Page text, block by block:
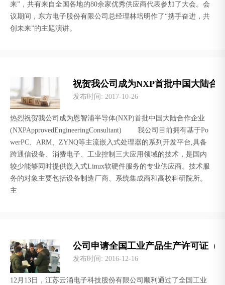
来”，共有来自全国各地的80余家优秀供应商代表参加了大会。会
议期间，东方电子股份有限公司总经理林培明作了“携手奋进，共
创未来”的主题演讲。
祝贺我公司成为NXP首批中国大陆合
发布时间 : 2017-10-26
热烈祝贺我公司成为恩智浦半导体(NXP)首批中国大陆合作企业
(NXPApprovedEngineeringConsultant) 我公司目前拥有基于Po
werPC、ARM、ZYNQ等主流嵌入式处理器的系列开发平台,具备
跨通信设备、消费电子、工业控制三大应用领域的技术，是国内
较少能够同时提供嵌入式Linux软硬件服务的专业供应商。技术服
务的对象主要包括设备制造厂商、系统集成商和高校科研院所。
主
公司申请全国工业产品生产许可证（
发布时间 : 2016-12-16
12月13日，江苏云涌电子科技股份有限公司顺利通过了全国工业